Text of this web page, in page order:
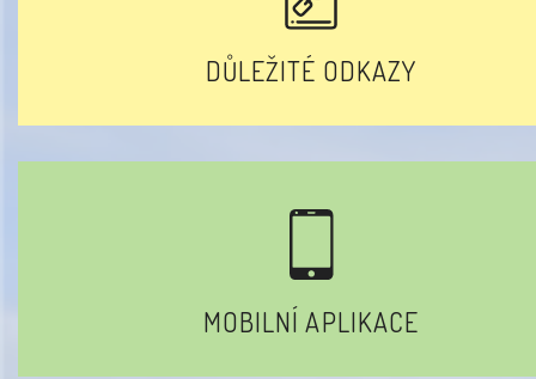
DŮLEŽITÉ ODKAZY
MOBILNÍ APLIKACE